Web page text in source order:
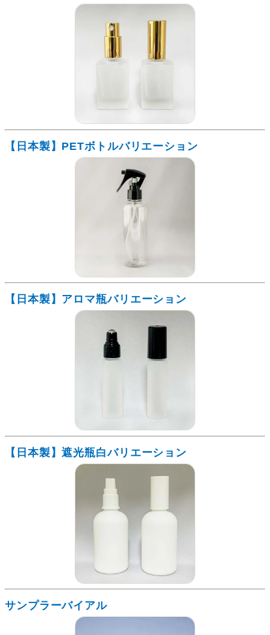
【日本製】PETボトルバリエーション
【日本製】アロマ瓶バリエーション
【日本製】遮光瓶白バリエーション
サンプラーバイアル